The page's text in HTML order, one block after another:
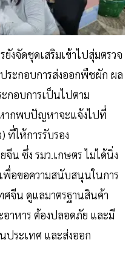
งจัดชุดเสริมเข้าไปสุ่มตรวจ
ระกอบการส่งออกพืชผัก ผล
กอบการเป็นไปตาม
หากพบปัญหาจะแจ้งไปที่
ที่ให้การรับรอง
น ซึ่ง รมว.เกษตร ไม่ได้นิ่ง
เพื่อขอความสนับสนุนในการ
ศจีน ดูแลมาตรฐานสินค้า
าหาร ต้องปลอดภัย และมี
ประเทศ และส่งออก